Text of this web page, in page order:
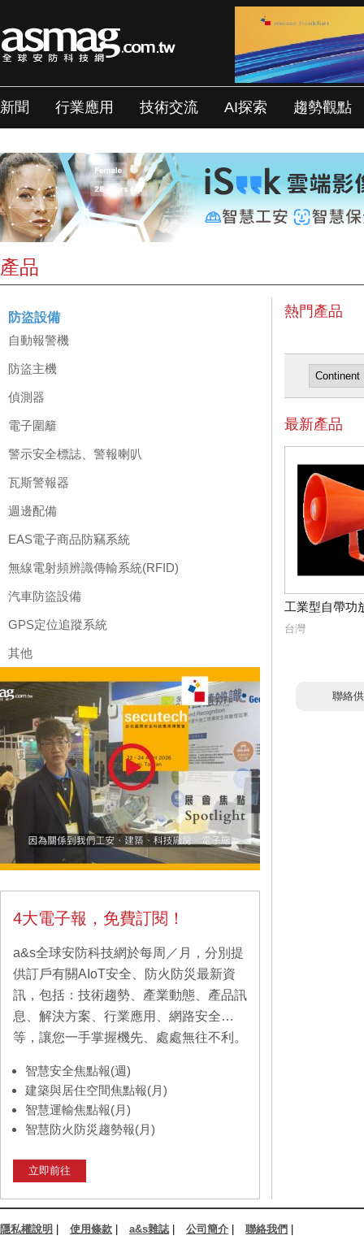
新聞 行業應用 技術交流 AI探索 趨勢觀點
產品
防盜設備
自動報警機
防盜主機
偵測器
電子圍籬
警示安全標誌、警報喇叭
瓦斯警報器
週邊配備
EAS電子商品防竊系統
無線電射頻辨識傳輸系統(RFID)
汽車防盜設備
GPS定位追蹤系統
其他
4大電子報，免費訂閱！
a&s全球安防科技網於每周／月，分別提
供訂戶有關AIoT安全、防火防災最新資
訊，包括：技術趨勢、產業動態、產品訊
息、解決方案、行業應用、網路安全…
等，讓您一手掌握機先、處處無往不利。
智慧安全焦點報(週)
建築與居住空間焦點報(月)
智慧運輸焦點報(月)
智慧防火防災趨勢報(月)
立即前往
熱門產品
最新產品
工業型自帶功
台灣
聯絡
隱私權說明 使用條款 a&s雜誌| 公司簡介 聯絡我們